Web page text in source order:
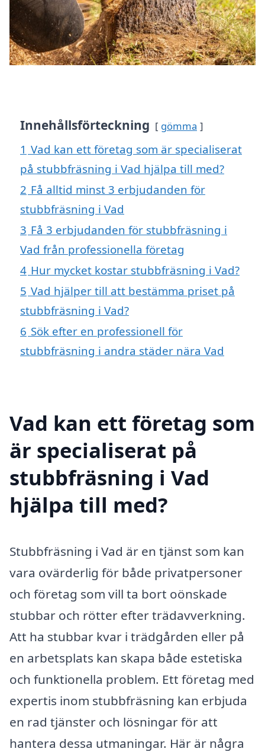
Innehållsförteckning gömma
1 Vad kan ett företag som är specialiserat
på stubbfräsning i Vad hjälpa till med?
2 Få alltid minst 3 erbjudanden för
stubbfräsning i Vad
3 Få 3 erbjudanden för stubbfräsning i
Vad från professionella företag
4 Hur mycket kostar stubbfräsning i Vad?
5 Vad hjälper till att bestämma priset på
stubbfräsning i Vad?
6 Sök efter en professionell för
stubbfräsning i andra städer nära Vad
Vad kan ett företag som
är specialiserat på
stubbfräsning i Vad
hjälpa till med?
Stubbfräsning i Vad är en tjänst som kan
vara ovärderlig för både privatpersoner
och företag som vill ta bort oönskade
stubbar och rötter efter trädavverkning.
Att ha stubbar kvar i trädgården eller på
en arbetsplats kan skapa både estetiska
och funktionella problem. Ett företag med
expertis inom stubbfräsning kan erbjuda
en rad tjänster och lösningar för att
hantera dessa utmaningar. Här är några